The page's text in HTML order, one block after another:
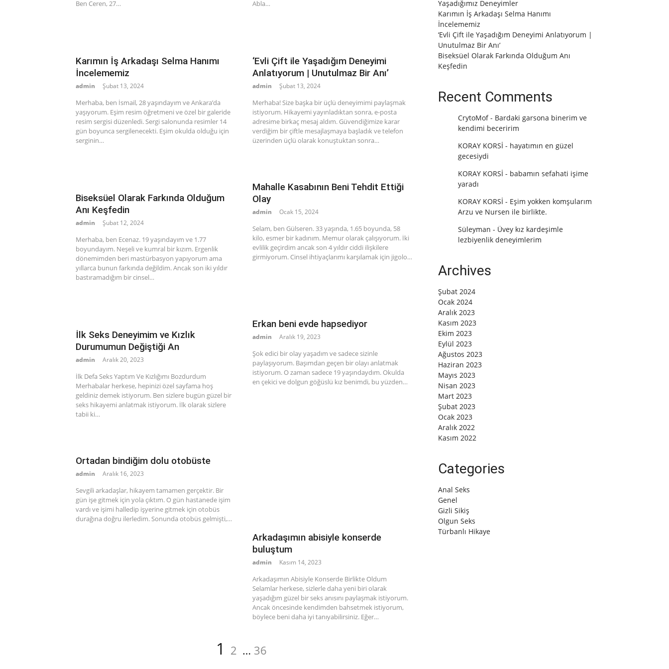
Ben Ceren, 27…
Abla…
Karımın İş Arkadaşı Selma Hanımı
İncelememiz
admin Şubat 13, 2024
Merhaba, ben İsmail, 28 yaşındayım ve Ankara’da
yaşıyorum. Eşim resim öğretmeni ve özel bir galeride
resim sergisi düzenledi. Sergi salonunda resimler 14
gün boyunca sergilenecekti. Eşim okulda olduğu için
serginin…
‘Evli Çift ile Yaşadığım Deneyimi
Anlatıyorum | Unutulmaz Bir Anı’
admin Şubat 13, 2024
Merhaba! Size başka bir üçlü deneyimimi paylaşmak
istiyorum. Hikayemi yayınladıktan sonra, e-posta
adresime birkaç mesaj aldım. Güvendiğimize karar
verdiğim bir çiftle mesajlaşmaya başladık ve telefon
üzerinden üçlü olarak konuştuktan sonra…
Biseksüel Olarak Farkında Olduğum
Anı Keşfedin
admin Şubat 12, 2024
Merhaba, ben Ecenaz. 19 yaşındayım ve 1.77
boyundayım. Neşeli ve kumral bir kızım. Ergenlik
dönemimden beri mastürbasyon yapıyorum ama
yıllarca bunun farkında değildim. Ancak son iki yıldır
bastıramadığım bir cinsel…
Mahalle Kasabının Beni Tehdit Ettiği
Olay
admin Ocak 15, 2024
Selam, ben Gülseren. 33 yaşında, 1.65 boyunda, 58
kilo, esmer bir kadınım. Memur olarak çalışıyorum. İki
evlilik geçirdim ancak son 4 yıldır ciddi ilişkilere
girmiyorum. Cinsel ihtiyaçlarımı karşılamak için jigolo…
İlk Seks Deneyimim ve Kızlık
Durumumun Değiştiği An
admin Aralık 20, 2023
İlk Defa Seks Yaptım Ve Kızlığımı Bozdurdum
Merhabalar herkese, hepinizi özel sayfama hoş
geldiniz demek istiyorum. Ben sizlere bugün güzel bir
seks hikayemi anlatmak istiyorum. İlk olarak sizlere
tabii ki…
Erkan beni evde hapsediyor
admin Aralık 19, 2023
Şok edici bir olay yaşadım ve sadece sizinle
paylaşıyorum. Başımdan geçen bir olayı anlatmak
istiyorum. O zaman sadece 19 yaşındaydım. Okulda
en çekici ve dolgun göğüslü kız benimdi, bu yüzden…
Ortadan bindiğim dolu otobüste
admin Aralık 16, 2023
Sevgili arkadaşlar, hikayem tamamen gerçektir. Bir
gün işe gitmek için yola çıktım. O gün hastanede işim
vardı ve işimi halledip işyerine gitmek için otobüs
durağına doğru ilerledim. Sonunda otobüs gelmişti,…
Arkadaşımın abisiyle konserde
buluştum
admin Kasım 14, 2023
Arkadaşımın Abisiyle Konserde Birlikte Oldum
Selamlar herkese, sizlerle daha yeni biri olarak
yaşadığım güzel bir seks anısını paylaşmak istiyorum.
Ancak öncesinde kendimden bahsetmek istiyorum,
böylece beni daha iyi tanıyabilirsiniz. Eğer…
Sayfa
1 Sayfa
2 … Sayfa
36
Yaşadığımız Deneyimler
Karımın İş Arkadaşı Selma Hanımı
İncelememiz
‘Evli Çift ile Yaşadığım Deneyimi Anlatıyorum |
Unutulmaz Bir Anı’
Biseksüel Olarak Farkında Olduğum Anı
Keşfedin
Recent Comments
CrytoMof- Bardaki garsona binerim ve
kendimi beceririm
KORAY KORSİ - hayatımın en güzel
gecesiydi
KORAY KORSİ - babamın sefahati işime
yaradı
KORAY KORSİ - Eşim yokken komşularım
Arzu ve Nursen ile birlikte.
Süleyman - Üvey kız kardeşimle
lezbiyenlik deneyimlerim
Archives
Şubat 2024
Ocak 2024
Aralık 2023
Kasım 2023
Ekim 2023
Eylül 2023
Ağustos 2023
Haziran 2023
Mayıs 2023
Nisan 2023
Mart 2023
Şubat 2023
Ocak 2023
Aralık 2022
Kasım 2022
Categories
Anal Seks
Genel
Gizli Sikiş
Olgun Seks
Türbanlı Hikaye